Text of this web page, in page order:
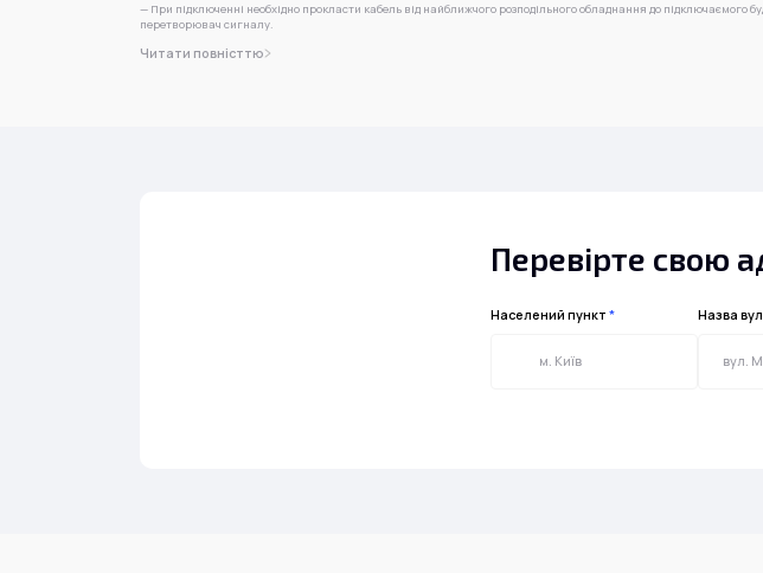
— При підключенні необхідно прокласти кабель від найближчого розподільного обладнання до підключаємого
перетворювач сигналу.
Читати повністтю
Перевірте свою
Населений пункт * Назва